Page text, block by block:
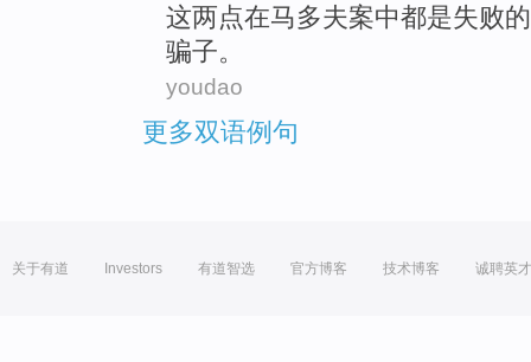
这两点在马多夫案中都是失败
骗子。
youdao
更多双语例句
关于有道 Investors 有道智选 官方博客 技术博客 诚聘英才